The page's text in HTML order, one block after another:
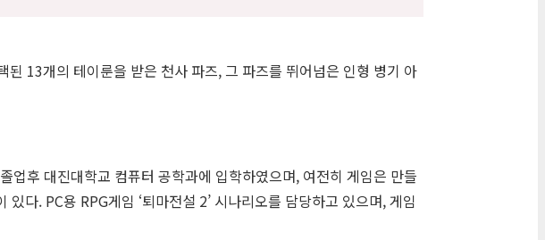
13개의 테이룬을 받은 천사 파즈, 그 파즈를 뛰어넘은 인형 병기 아
후 대진대학교 컴퓨터 공학과에 입학하였으며, 여전히 게임은 만들
다. PC용 RPG게임 ‘퇴마전설 2’ 시나리오를 담당하고 있으며, 게임